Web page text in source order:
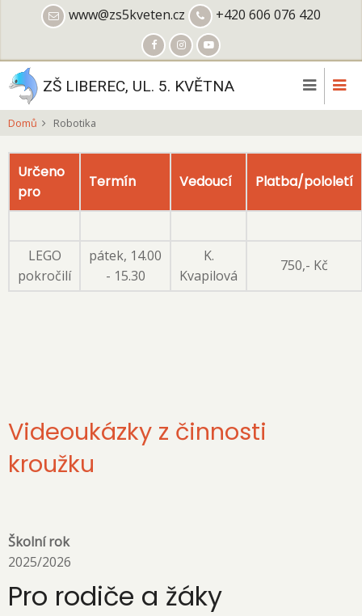
obsahu
www@zs5kveten.cz +420 606 076 420
ZŠ LIBEREC, UL. 5. KVĚTNA
Domů Robotika
Určeno
pro
Termín Vedoucí Platba/pololetí
LEGO
pokročilí
pátek, 14.00
- 15.30
K.
Kvapilová
750,- Kč
Videoukázky z činnosti
kroužku
Školní rok
2025/2026
Pro rodiče a žáky